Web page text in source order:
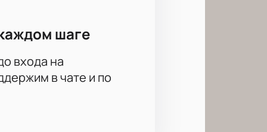
шаге
входа на
в чате и по